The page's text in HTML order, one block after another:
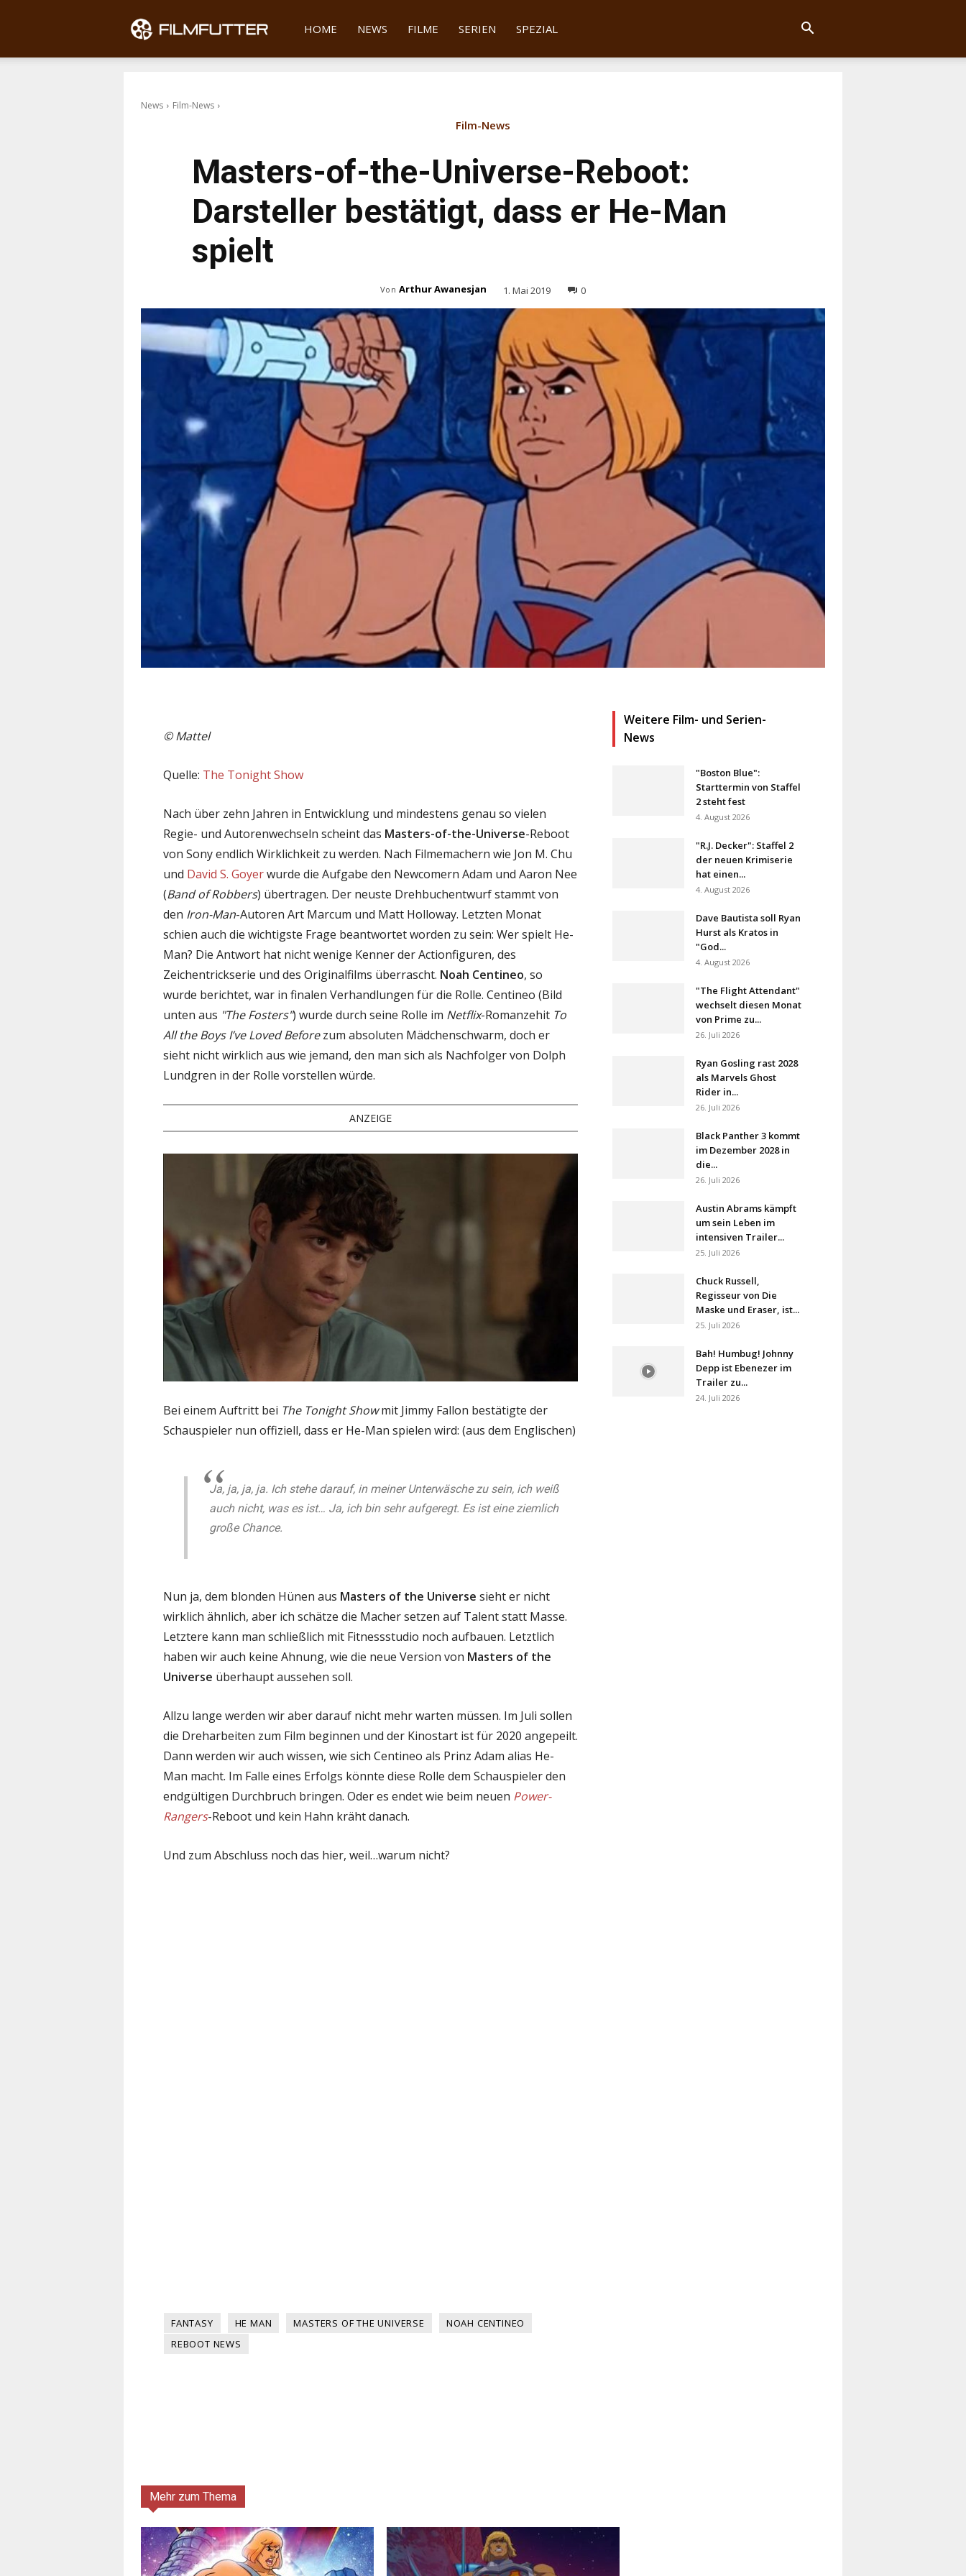
Filmfutter
HOME NEWS FILME SERIEN SPEZIAL
News Film-News
Film-News
Masters-of-the-Universe-Reboot:
Darsteller bestätigt, dass er He-Man
spielt
Von Arthur Awanesjan 1. Mai 2019 0
© Mattel
Quelle: The Tonight Show
Nach über zehn Jahren in Entwicklung und mindestens genau so vielen
Regie- und Autorenwechseln scheint das Masters-of-the-Universe-Reboot
von Sony endlich Wirklichkeit zu werden. Nach Filmemachern wie Jon M. Chu
und David S. Goyerwurde die Aufgabe den Newcomern Adam und Aaron Nee
(Band of Robbers) übertragen. Der neuste Drehbuchentwurf stammt von
den Iron-Man-Autoren Art Marcum und Matt Holloway. Letzten Monat
schien auch die wichtigste Frage beantwortet worden zu sein: Wer spielt He-
Man? Die Antwort hat nicht wenige Kenner der Actionfiguren, des
Zeichentrickserie und des Originalfilms überrascht. Noah Centineo, so
wurde berichtet, war in finalen Verhandlungen für die Rolle. Centineo (Bild
unten aus "The Fosters") wurde durch seine Rolle im Netflix-Romanzehit To
All the Boys I’ve Loved Beforezum absoluten Mädchenschwarm, doch er
sieht nicht wirklich aus wie jemand, den man sich als Nachfolger von Dolph
Lundgren in der Rolle vorstellen würde.
ANZEIGE
Bei einem Auftritt bei The Tonight Showmit Jimmy Fallon bestätigte der
Schauspieler nun offiziell, dass er He-Man spielen wird: (aus dem Englischen)
Ja, ja, ja, ja. Ich stehe darauf, in meiner Unterwäsche zu sein, ich weiß
auch nicht, was es ist… Ja, ich bin sehr aufgeregt. Es ist eine ziemlich
große Chance.
Nun ja, dem blonden Hünen aus Masters of the Universe sieht er nicht
wirklich ähnlich, aber ich schätze die Macher setzen auf Talent statt Masse.
Letztere kann man schließlich mit Fitnessstudio noch aufbauen. Letztlich
haben wir auch keine Ahnung, wie die neue Version von Masters of the
Universe überhaupt aussehen soll.
Allzu lange werden wir aber darauf nicht mehr warten müssen. Im Juli sollen
die Dreharbeiten zum Film beginnen und der Kinostart ist für 2020 angepeilt.
Dann werden wir auch wissen, wie sich Centineo als Prinz Adam alias He-
Man macht. Im Falle eines Erfolgs könnte diese Rolle dem Schauspieler den
endgültigen Durchbruch bringen. Oder es endet wie beim neuen Power-
Rangers-Reboot und kein Hahn kräht danach.
Und zum Abschluss noch das hier, weil…warum nicht?
FANTASY HE MAN MASTERS OF THE UNIVERSE
NOAH CENTINEO
REBOOT NEWS
Weitere Film- und Serien-
News
"Boston Blue":
Starttermin von Staffel
2 steht fest
4. August 2026
"R.J. Decker": Staffel 2
der neuen Krimiserie
hat einen...
4. August 2026
Dave Bautista soll Ryan
Hurst als Kratos in
"God...
4. August 2026
"The Flight Attendant"
wechselt diesen Monat
von Prime zu...
26. Juli 2026
Ryan Gosling rast 2028
als Marvels Ghost
Rider in...
26. Juli 2026
Black Panther 3 kommt
im Dezember 2028 in
die...
26. Juli 2026
Austin Abrams kämpft
um sein Leben im
intensiven Trailer...
25. Juli 2026
Chuck Russell,
Regisseur von Die
Maske und Eraser, ist...
25. Juli 2026
Bah! Humbug! Johnny
Depp ist Ebenezer im
Trailer zu...
24. Juli 2026
Mehr zum Thema